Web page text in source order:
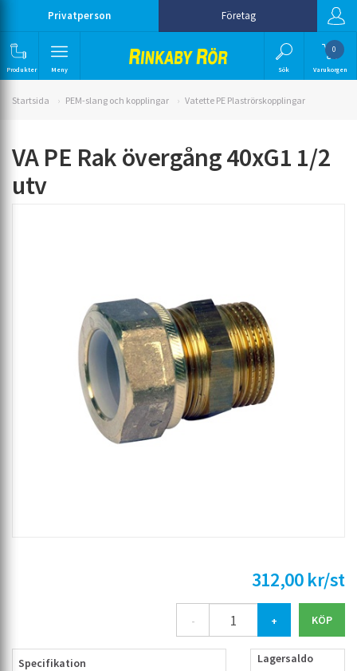
Privatperson Företag
Produkter Meny Sök
0
Varukorgen
Startsida PEM-slang och kopplingar Vatette PE Plaströrskopplingar
VA PE Rak övergång 40xG1 1/2
utv
312,00 kr/st
- +
Specifikation
Lagersaldo